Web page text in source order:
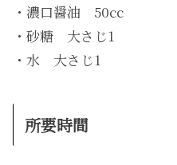
・濃口醤油 50cc
・砂糖 大さじ1
・水 大さじ1
所要時間